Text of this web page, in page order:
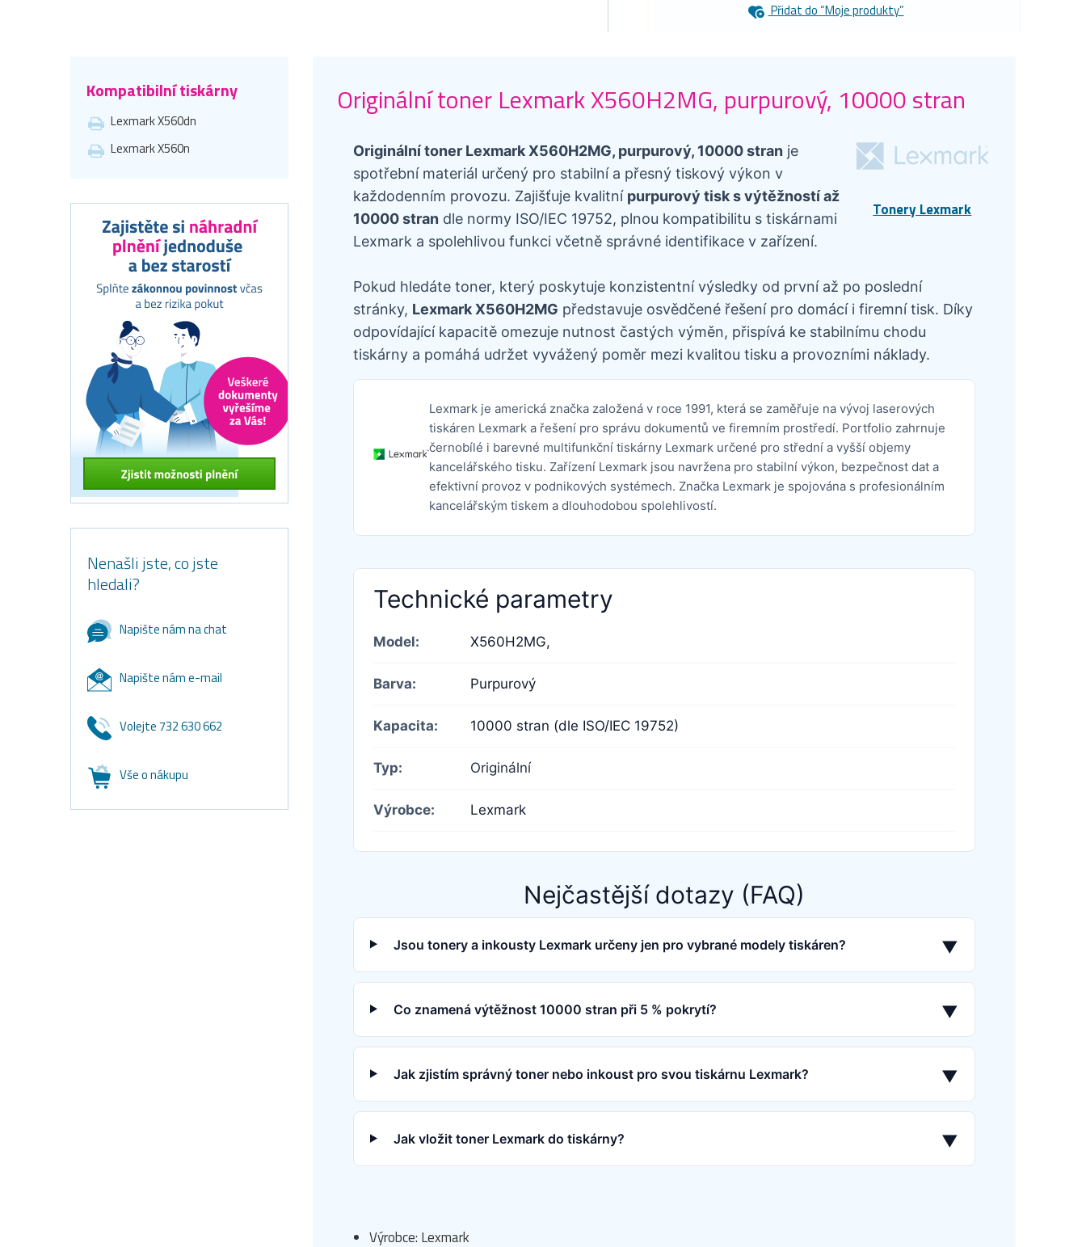
Přidat do “Moje produkty”
Kompatibilní tiskárny
Lexmark X560dn
Lexmark X560n
Nenašli jste, co jste
hledali?
Napište nám na chat
Napište nám e-mail
Volejte 732 630 662
Vše o nákupu
Originální toner Lexmark X560H2MG, purpurový, 10000 stran
Tonery Lexmark
Originální toner Lexmark X560H2MG, purpurový, 10000 stran je
spotřební materiál určený pro stabilní a přesný tiskový výkon v
každodenním provozu. Zajišťuje kvalitní purpurový tisk s výtěžností až
10000 stran dle normy ISO/IEC 19752, plnou kompatibilitu s tiskárnami
Lexmark a spolehlivou funkci včetně správné identifikace v zařízení.
Pokud hledáte toner, který poskytuje konzistentní výsledky od první až po poslední
stránky, Lexmark X560H2MG představuje osvědčené řešení pro domácí i firemní tisk. Díky
odpovídající kapacitě omezuje nutnost častých výměn, přispívá ke stabilnímu chodu
tiskárny a pomáhá udržet vyvážený poměr mezi kvalitou tisku a provozními náklady.
Lexmark je americká značka založená v roce 1991, která se zaměřuje na vývoj laserových
tiskáren Lexmark a řešení pro správu dokumentů ve firemním prostředí. Portfolio zahrnuje
černobílé i barevné multifunkční tiskárny Lexmark určené pro střední a vyšší objemy
kancelářského tisku. Zařízení Lexmark jsou navržena pro stabilní výkon, bezpečnost dat a
efektivní provoz v podnikových systémech. Značka Lexmark je spojována s profesionálním
kancelářským tiskem a dlouhodobou spolehlivostí.
Technické parametry
Model: X560H2MG,
Barva: Purpurový
Kapacita: 10000 stran (dle ISO/IEC 19752)
Typ: Originální
Výrobce: Lexmark
Nejčastější dotazy (FAQ)
Jsou tonery a inkousty Lexmark určeny jen pro vybrané modely tiskáren? ▼
Co znamená výtěžnost 10000 stran při 5 % pokrytí? ▼
Jak zjistím správný toner nebo inkoust pro svou tiskárnu Lexmark? ▼
Jak vložit toner Lexmark do tiskárny? ▼
Výrobce: Lexmark